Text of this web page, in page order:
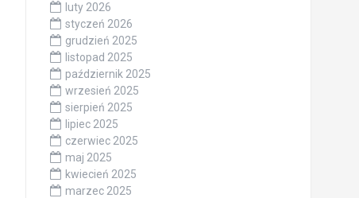
luty 2026
styczeń 2026
grudzień 2025
listopad 2025
październik 2025
wrzesień 2025
sierpień 2025
lipiec 2025
czerwiec 2025
maj 2025
kwiecień 2025
marzec 2025